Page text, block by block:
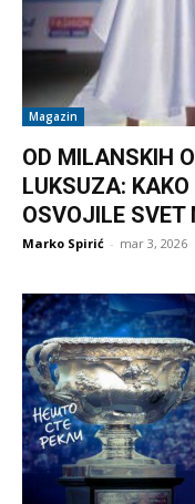
Magazin
OD MILANSKIH
LUKSUZA:
OSVOJILE SVET
Marko Spirić - mar 3, 2026